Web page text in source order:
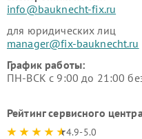
info@bauknecht-fix.ru
для юридических лиц
manager@fix-bauknecht.ru
График работы:
ПН-ВСК с 9:00 до 21:00
Рейтинг сервисного центра
4.9-5.0